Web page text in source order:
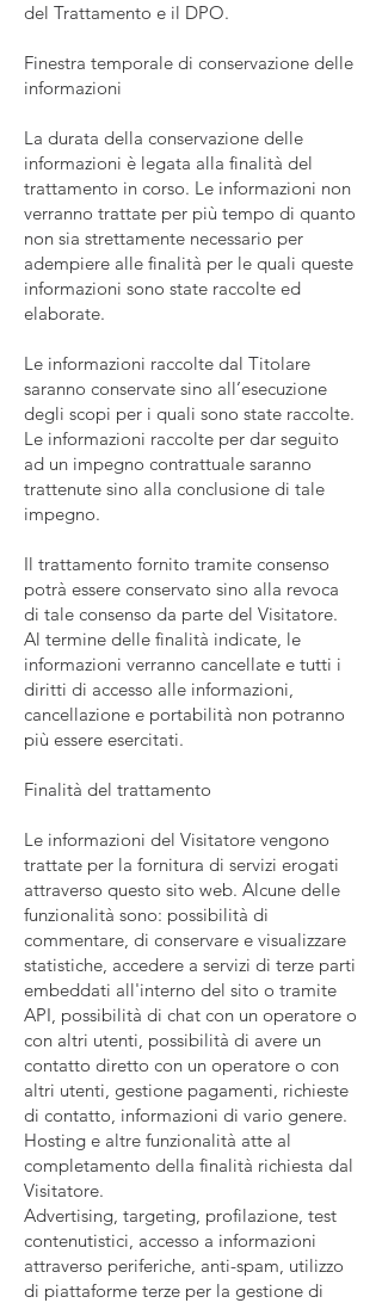
del Trattamento e il DPO.
Finestra temporale di conservazione delle
informazioni
La durata della conservazione delle
informazioni è legata alla finalità del
trattamento in corso. Le informazioni non
verranno trattate per più tempo di quanto
non sia strettamente necessario per
adempiere alle finalità per le quali queste
informazioni sono state raccolte ed
elaborate.
Le informazioni raccolte dal Titolare
saranno conservate sino all’esecuzione
degli scopi per i quali sono state raccolte.
Le informazioni raccolte per dar seguito
ad un impegno contrattuale saranno
trattenute sino alla conclusione di tale
impegno.
Il trattamento fornito tramite consenso
potrà essere conservato sino alla revoca
di tale consenso da parte del Visitatore.
Al termine delle finalità indicate, le
informazioni verranno cancellate e tutti i
diritti di accesso alle informazioni,
cancellazione e portabilità non potranno
più essere esercitati.
Finalità del trattamento
Le informazioni del Visitatore vengono
trattate per la fornitura di servizi erogati
attraverso questo sito web. Alcune delle
funzionalità sono: possibilità di
commentare, di conservare e visualizzare
statistiche, accedere a servizi di terze parti
embeddati all'interno del sito o tramite
API, possibilità di chat con un operatore o
con altri utenti, possibilità di avere un
contatto diretto con un operatore o con
altri utenti, gestione pagamenti, richieste
di contatto, informazioni di vario genere.
Hosting e altre funzionalità atte al
completamento della finalità richiesta dal
Visitatore.
Advertising, targeting, profilazione, test
contenutistici, accesso a informazioni
attraverso periferiche, anti-spam, utilizzo
di piattaforme terze per la gestione di